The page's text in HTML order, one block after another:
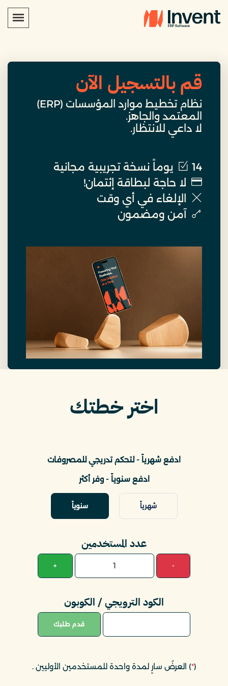
قم بالتسجيل الآن
نظام تخطيط موارد المؤسسات (ERP)
المعتمد والجاهز.
لا داعي للانتظار.
14 يوماً نسخة تجريبية مجانية
لا حاجة لبطاقة إئتمان!
الإلغاء في أي وقت
آمن ومضمون
اختر خطتك
ادفع شهرياً - لتحكم تدريجي للمصروفات
ادفع سنوياً - وفر أكثر
شهرياً سنوياً
عدد المستخدمين
-
+
الكود الترويجي / الكوبون
قدم طلبك
(
*) العرضُ سارٍ لمدة واحدة للمستخدمين الأوليين.